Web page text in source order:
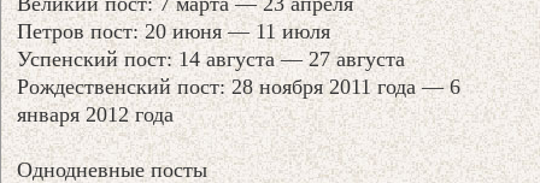
Петров пост: 20 июня — 11 июля
Успенский пост: 14 августа — 27 августа
Рождественский пост: 28 ноября 2011 года — 6
января 2012 года
Однодневные посты